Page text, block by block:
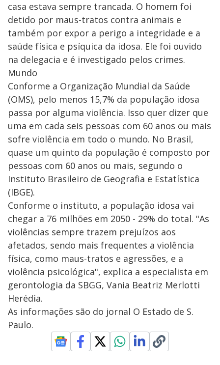
casa estava sempre trancada. O homem foi
detido por maus-tratos contra animais e
também por expor a perigo a integridade e a
saúde física e psíquica da idosa. Ele foi ouvido
na delegacia e é investigado pelos crimes.
Mundo
Conforme a Organização Mundial da Saúde
(OMS), pelo menos 15,7% da população idosa
passa por alguma violência. Isso quer dizer que
uma em cada seis pessoas com 60 anos ou mais
sofre violência em todo o mundo. No Brasil,
quase um quinto da população é composto por
pessoas com 60 anos ou mais, segundo o
Instituto Brasileiro de Geografia e Estatística
(IBGE).
Conforme o instituto, a população idosa vai
chegar a 76 milhões em 2050 - 29% do total. "As
violências sempre trazem prejuízos aos
afetados, sendo mais frequentes a violência
física, como maus-tratos e agressões, e a
violência psicológica", explica a especialista em
gerontologia da SBGG, Vania Beatriz Merlotti
Herédia.
As informações são do jornal O Estado de S.
Paulo.